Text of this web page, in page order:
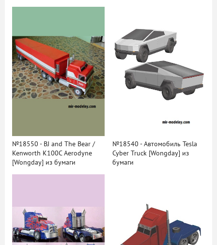
№18550 - BJ and The Bear /
Kenworth K100C Aerodyne
[Wongday] из бумаги
№18540 - Автомобиль Tesla
Cyber Truck [Wongday] из
бумаги